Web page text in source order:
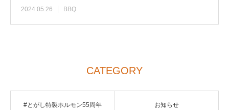
2024.05.26 BBQ
CATEGORY
#とがし特製ホルモン55周年 お知らせ